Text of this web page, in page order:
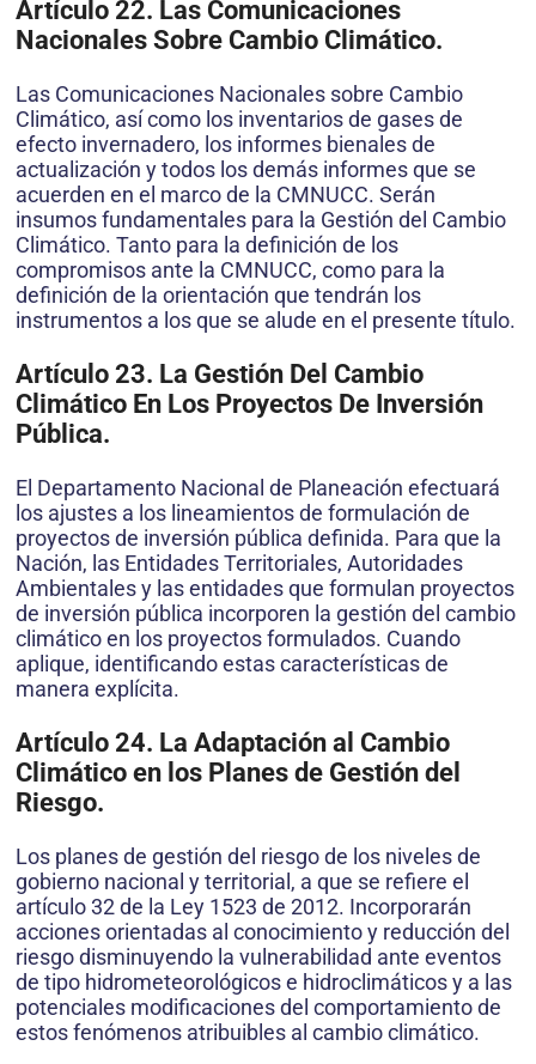
Artículo 22. Las Comunicaciones
Nacionales Sobre Cambio Climático.
Las Comunicaciones Nacionales sobre Cambio
Climático, así como los inventarios de gases de
efecto invernadero, los informes bienales de
actualización y todos los demás informes que se
acuerden en el marco de la CMNUCC. Serán
insumos fundamentales para la Gestión del Cambio
Climático. Tanto para la definición de los
compromisos ante la CMNUCC, como para la
definición de la orientación que tendrán los
instrumentos a los que se alude en el presente título.
Artículo 23. La Gestión Del Cambio
Climático En Los Proyectos De Inversión
Pública.
El Departamento Nacional de Planeación efectuará
los ajustes a los lineamientos de formulación de
proyectos de inversión pública definida. Para que la
Nación, las Entidades Territoriales, Autoridades
Ambientales y las entidades que formulan proyectos
de inversión pública incorporen la gestión del cambio
climático en los proyectos formulados. Cuando
aplique, identificando estas características de
manera explícita.
Artículo 24. La Adaptación al Cambio
Climático en los Planes de Gestión del
Riesgo.
Los planes de gestión del riesgo de los niveles de
gobierno nacional y territorial, a que se refiere el
artículo 32 de la Ley 1523 de 2012. Incorporarán
acciones orientadas al conocimiento y reducción del
riesgo disminuyendo la vulnerabilidad ante eventos
de tipo hidrometeorológicos e hidroclimáticos y a las
potenciales modificaciones del comportamiento de
estos fenómenos atribuibles al cambio climático.